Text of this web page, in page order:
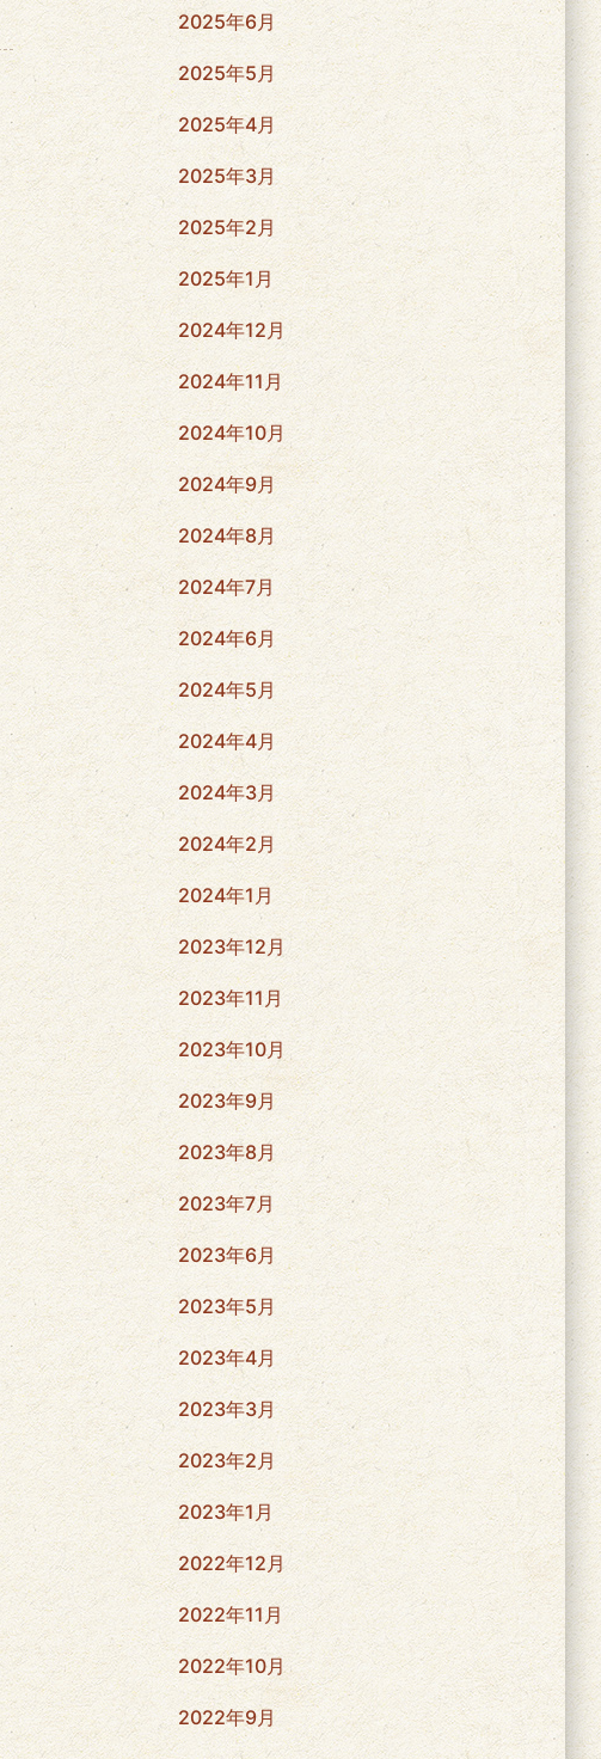
2025年6月
2025年5月
2025年4月
2025年3月
2025年2月
2025年1月
2024年12月
2024年11月
2024年10月
2024年9月
2024年8月
2024年7月
2024年6月
2024年5月
2024年4月
2024年3月
2024年2月
2024年1月
2023年12月
2023年11月
2023年10月
2023年9月
2023年8月
2023年7月
2023年6月
2023年5月
2023年4月
2023年3月
2023年2月
2023年1月
2022年12月
2022年11月
2022年10月
2022年9月